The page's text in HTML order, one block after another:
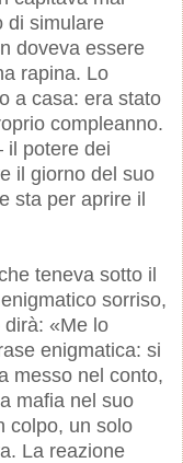
di simulare
doveva essere
rapina. Lo
a casa: era stato
compleanno.
il potere dei
il giorno del suo
sta per aprire il
teneva sotto il
sorriso,
«Me lo
enigmatica: si
messo nel conto,
mafia nel suo
colpo, un solo
La reazione